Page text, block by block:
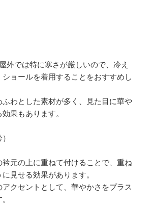
外では特に寒さが厳しいので、冷え
ョールを着用することをおすすめし
ふわとした素材が多く、見た目に華や
果もあります。
衿元の上に重ねて付けることで、重ね
見せる効果があります。
クセントとして、華やかさをプラス